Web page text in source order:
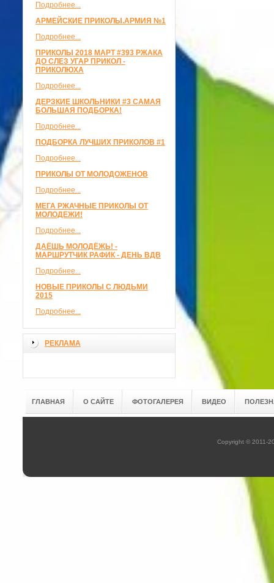
Подробнее...
АРМЕЙСКИЕ ПРИКОЛЫ.АРМИЯ №1
Подробнее...
ПРИКОЛЫ 2018 МАРТ #393 РЖАКА
ДО СЛЕЗ УГАР ПРИКОЛ -
ПРИКОЛЮХА
Подробнее...
ДЕРЗКИЕ ШКОЛЬНИКИ #3 САМАЯ
БОЛЬШАЯ ПОДБОРКА!
Подробнее...
ПОДБОРКА ЛУЧШИХ ПРИКОЛОВ #1
Подробнее...
ПРИКОЛЫ ОТ МОЛОДОЖЕНОВ
Подробнее...
МЕГА РЖАЧНЫЕ ПРИКОЛЫ ОТ
МОЛОДЕЖИ!
Подробнее...
ДАЁШЬ МОЛОДЁЖЬ! -
МАРШРУТЧИК РАФИК - ДЕНЬ ВДВ
Подробнее...
НОВЫЕ ПРИКОЛЫ С ЛЮДЬМИ
2015
Подробнее...
РЕКЛАМА
ГЛАВНАЯ О САЙТЕ ФОТОГАЛЕРЕЯ ВИДЕО
Copyright © 2011-